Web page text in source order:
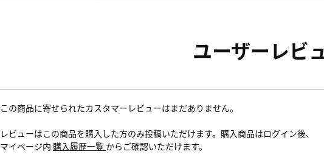
ユーザーレビ
この商品に寄せられたカスタマーレビューはまだありません。
レビューはこの商品を購入した方のみ投稿いただけます。購入商品はログイン後、
マイページ内 購入履歴一覧 からご確認いただけます。